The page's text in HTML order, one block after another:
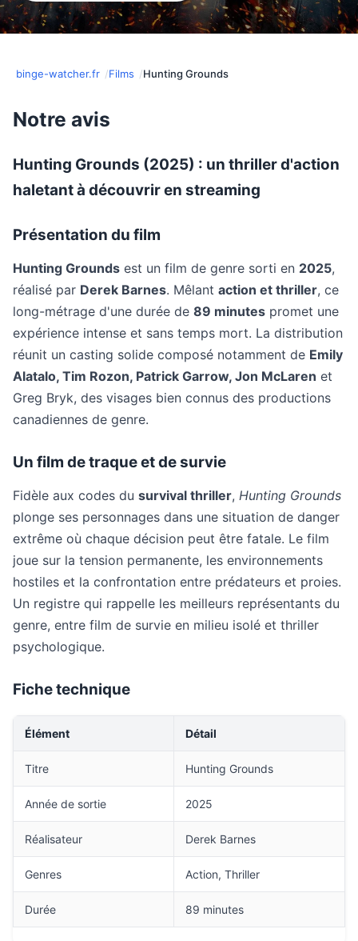
binge-watcher.fr Films Hunting Grounds
Notre avis
Hunting Grounds (2025) : un thriller d'action
haletant à découvrir en streaming
Présentation du film
Hunting Grounds est un film de genre sorti en 2025,
réalisé par Derek Barnes. Mêlant action et thriller, ce
long-métrage d'une durée de 89 minutes promet une
expérience intense et sans temps mort. La distribution
réunit un casting solide composé notamment de Emily
Alatalo, Tim Rozon, Patrick Garrow, Jon McLaren et
Greg Bryk, des visages bien connus des productions
canadiennes de genre.
Un film de traque et de survie
Fidèle aux codes du survival thriller, Hunting Grounds
plonge ses personnages dans une situation de danger
extrême où chaque décision peut être fatale. Le film
joue sur la tension permanente, les environnements
hostiles et la confrontation entre prédateurs et proies.
Un registre qui rappelle les meilleurs représentants du
genre, entre film de survie en milieu isolé et thriller
psychologique.
Fiche technique
Élément Détail
Titre Hunting Grounds
Année de sortie 2025
Réalisateur Derek Barnes
Genres Action, Thriller
Durée 89 minutes